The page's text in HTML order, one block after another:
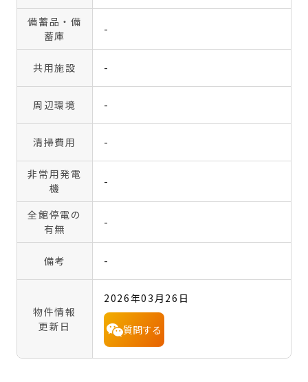
備蓄品・備
蓄庫
-
共用施設 -
周辺環境 -
清掃費用 -
非常用発電
機
-
全館停電の
有無
-
備考 -
物件情報
更新日
2026年03月26日
質問する